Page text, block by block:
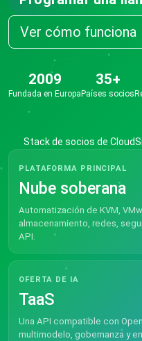
Ver cómo funciona
2009
Fundada en Europa
35+
Países socios
Stack de socios de
PLATAFORMA PRINCIPAL
Nube soberana
Automatización de KVM,
almacenamiento, redes,
API.
OFERTA DE IA
TaaS
Una API compatible con
multimodelo, gobernanza y